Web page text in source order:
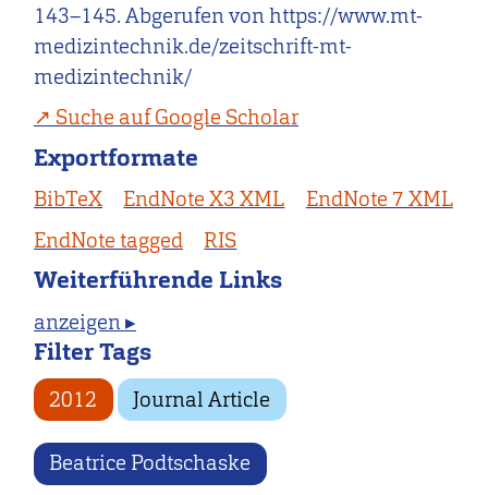
143–145. Abgerufen von https://www.mt-
medizintechnik.de/zeitschrift-mt-
medizintechnik/
Suche auf Google Scholar
Exportformate
BibTeX EndNote X3 XML
EndNote 7 XML
EndNote tagged
RIS
Weiterführende Links
anzeigen ▸
Filter Tags
2012 Journal Article
Beatrice Podtschaske